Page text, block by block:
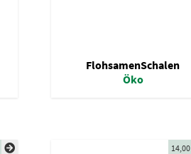
FlohsamenSchalen
Öko
14,00